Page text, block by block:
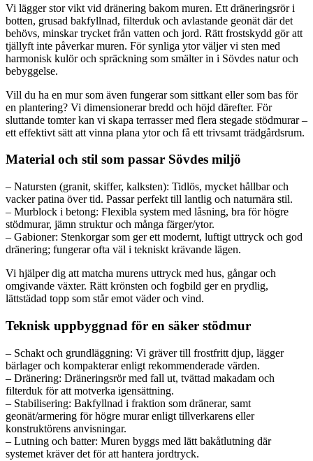
Vi lägger stor vikt vid dränering bakom muren. Ett dräneringsrör i
botten, grusad bakfyllnad, filterduk och avlastande geonät där det
behövs, minskar trycket från vatten och jord. Rätt frostskydd gör att
tjällyft inte påverkar muren. För synliga ytor väljer vi sten med
harmonisk kulör och spräckning som smälter in i Sövdes natur och
bebyggelse.
Vill du ha en mur som även fungerar som sittkant eller som bas för
en plantering? Vi dimensionerar bredd och höjd därefter. För
sluttande tomter kan vi skapa terrasser med flera stegade stödmurar –
ett effektivt sätt att vinna plana ytor och få ett trivsamt trädgårdsrum.
Material och stil som passar Sövdes miljö
– Natursten (granit, skiffer, kalksten): Tidlös, mycket hållbar och
vacker patina över tid. Passar perfekt till lantlig och naturnära stil.
– Murblock i betong: Flexibla system med låsning, bra för högre
stödmurar, jämn struktur och många färger/ytor.
– Gabioner: Stenkorgar som ger ett modernt, luftigt uttryck och god
dränering; fungerar ofta väl i tekniskt krävande lägen.
Vi hjälper dig att matcha murens uttryck med hus, gångar och
omgivande växter. Rätt krönsten och fogbild ger en prydlig,
lättstädad topp som står emot väder och vind.
Teknisk uppbyggnad för en säker stödmur
– Schakt och grundläggning: Vi gräver till frostfritt djup, lägger
bärlager och kompakterar enligt rekommenderade värden.
– Dränering: Dräneringsrör med fall ut, tvättad makadam och
filterduk för att motverka igensättning.
– Stabilisering: Bakfyllnad i fraktion som dränerar, samt
geonät/armering för högre murar enligt tillverkarens eller
konstruktörens anvisningar.
– Lutning och batter: Muren byggs med lätt bakåtlutning där
systemet kräver det för att hantera jordtryck.